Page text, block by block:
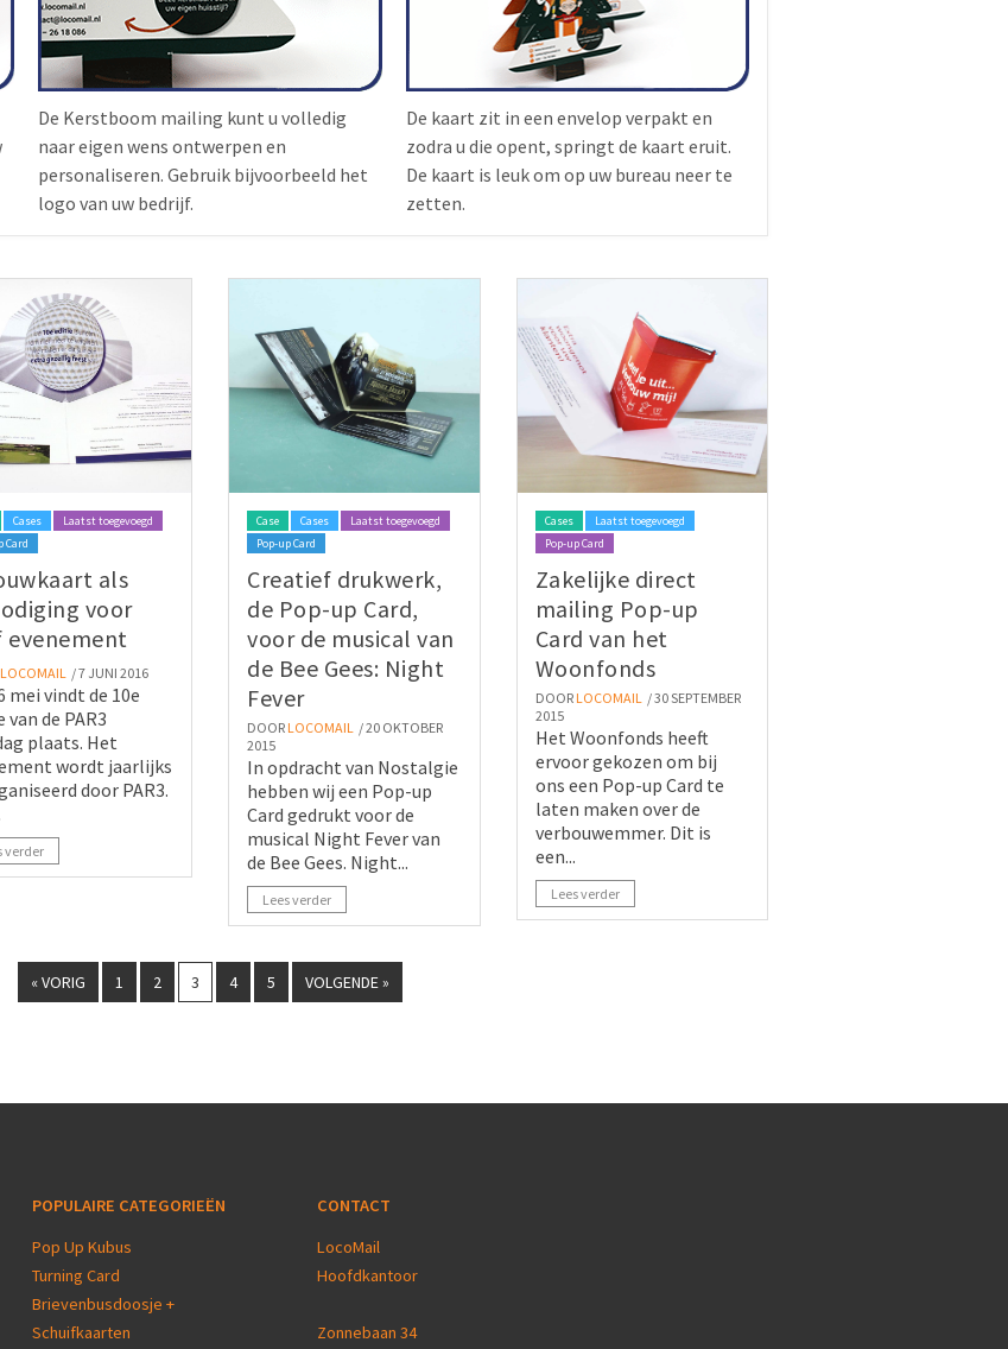
De Kerstboom mailing kunt u volledig
naar eigen wens ontwerpen en
personaliseren. Gebruik bijvoorbeeld het
logo van uw bedrijf.
De kaart zit in een envelop verpakt en
zodra u die opent, springt de kaart eruit.
De kaart is leuk om op uw bureau neer te
zetten.
Cases
Laatst toegevoegd
Card
als
voor
evenement
LOCOMAIL / 7 JUNI 2016
mei vindt de 10e
van de PAR3
plaats. Het
wordt jaarlijks
door PAR3.
verder
Case Cases
Laatst toegevoegd
Pop-up Card
Creatief drukwerk,
de Pop-up Card,
voor de musical van
de Bee Gees: Night
Fever
DOOR LOCOMAIL / 20 OKTOBER
2015
In opdracht van Nostalgie
hebben wij een Pop-up
Card gedrukt voor de
musical Night Fever van
de Bee Gees. Night...
Lees verder
Cases
Laatst toegevoegd
Pop-up Card
Zakelijke direct
mailing Pop-up
Card van het
Woonfonds
DOOR LOCOMAIL / 30 SEPTEMBER
2015
Het Woonfonds heeft
ervoor gekozen om bij
ons een Pop-up Card te
laten maken over de
verbouwemmer. Dit is
een...
Lees verder
« VORIG 1 2 3 4 5 VOLGENDE »
POPULAIRE CATEGORIEËN
Pop Up Kubus
Turning Card
Brievenbusdoosje +
Schuifkaarten
CONTACT
LocoMail
Hoofdkantoor
Zonnebaan 34